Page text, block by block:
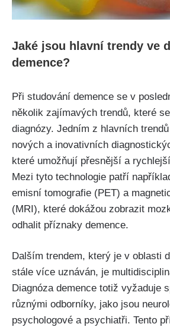
Jaké jsou hlavní trendy ve
demence?
Při studování demence se v
několik zajímavých trendů, které
diagnózy. Jedním z hlavních
nových a inovativních
které umožňují přesnější a
Mezi tyto technologie patří
emisní tomografie (PET) a
(MRI), které dokážou zobrazit
odhalit příznaky demence.
Dalším trendem, který je v oblasti
stále více uznáván, je
Diagnóza demence totiž vyžaduje
různými odborníky, jako jsou
psychologové a psychiatři. Tento